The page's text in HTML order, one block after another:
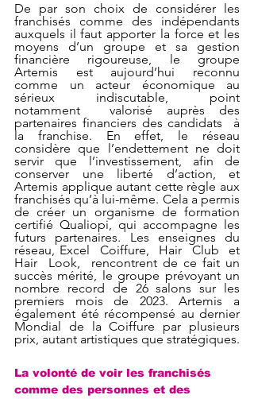
De  par  son  choix  de  considérer  les
franchisés comme des indépendants
auxquels il faut apporter la force et les
moyens d’un groupe et sa gestion
financière rigoureuse, le groupe
Artemis est aujourd’hui reconnu
comme  un  acteur  économique  au
sérieux  indiscutable,  point
notamment  valorisé auprès des
partenaires financiers des candidats  à
la  franchise.  En  effet,  le  réseau
considère que l’endettement ne doit
servir que l’investissement, afin de
conserver une liberté d’action, et
Artemis applique autant cette règle aux
franchisés qu’à lui-même. Cela a permis
de créer un organisme de formation
certifié Qualiopi, qui accompagne les
futurs partenaires. Les enseignes du
réseau, Excel  Coiffure,  Hair  Club  et
Hair  Look,  rencontrent de ce fait un
succès mérité, le groupe prévoyant un
nombre record de 26 salons sur les
premiers mois de 2023. Artemis a
également été récompensé au dernier
Mondial de la Coiffure par plusieurs
prix, autant artistiques que stratégiques.
La volonté de voir les franchisés
comme des personnes et des